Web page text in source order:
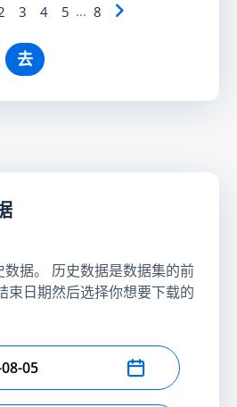
3 4 5 ... 8
去
据。 历史数据是数据集的前
束日期然后选择你想要下载的